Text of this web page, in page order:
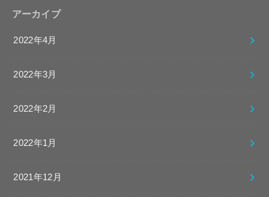
アーカイブ
2022年4月
2022年3月
2022年2月
2022年1月
2021年12月